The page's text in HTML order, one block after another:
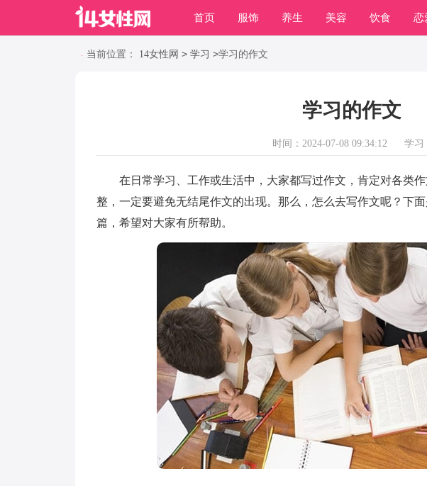
首页 服饰 养生 美容 饮食 恋
职场 动物
当前位置： 14女性网 > 学习 >学习的作文
学习的作文
时间：2024-07-08 09:34:12 学习
在日常学习、工作或生活中，大家都写过作文，肯定对各类作
整，一定要避免无结尾作文的出现。那么，怎么去写作文呢？下
篇，希望对大家有所帮助。